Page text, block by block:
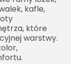
kafle,
które
warstwy.